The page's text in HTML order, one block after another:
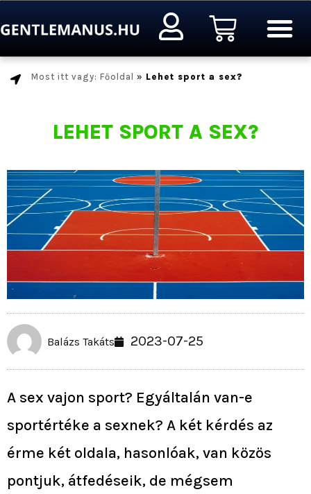
a
Kosár
Most itt vagy: Főoldal » Lehet sport a sex?
LEHET SPORT A SEX?
Balázs Takáts 2023-07-25
A sex vajon sport? Egyáltalán van-e
sportértéke a sexnek? A két kérdés az
érme két oldala, hasonlóak, van közös
pontjuk, átfedéseik, de mégsem